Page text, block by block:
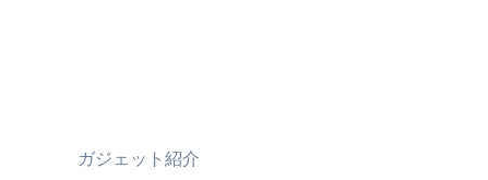
ガジェット紹介